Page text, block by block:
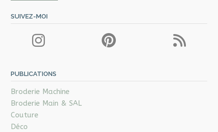
SUIVEZ-MOI
PUBLICATIONS
Broderie Machine
Broderie Main & SAL
Couture
Déco